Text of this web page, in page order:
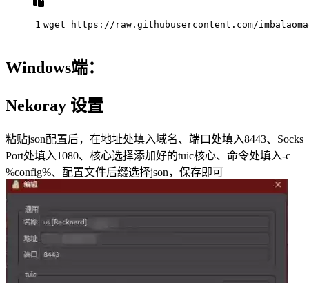
1 wget https://raw.githubusercontent.com/
Windows端：
Nekoray 设置
粘贴json配置后，在地址处填入域名、端口处填入8443、Socks
Port处填入1080、核心选择添加好的tuic核心、命令处填入-c
%config%、配置文件后缀选择json，保存即可